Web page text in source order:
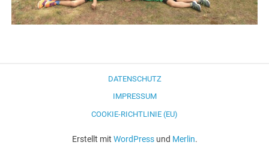
DATENSCHUTZ
IMPRESSUM
COOKIE-RICHTLINIE (EU)
Erstellt mit WordPressund Merlin.